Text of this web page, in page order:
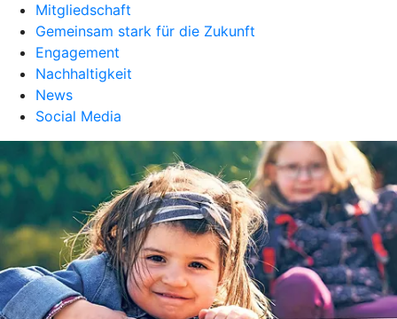
Mitgliedschaft
Gemeinsam stark für die Zukunft
Engagement
Nachhaltigkeit
News
Social Media